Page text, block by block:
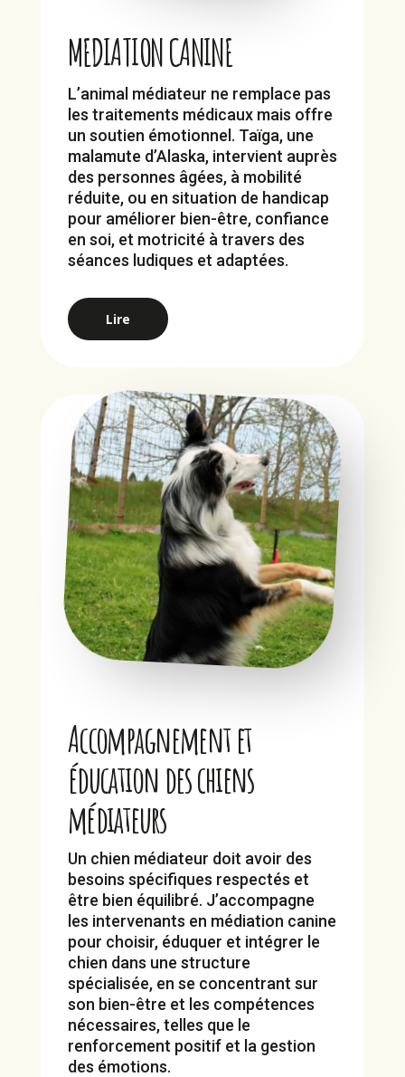
MEDIATION CANINE
L’animal médiateur ne remplace pas
les traitements médicaux mais offre
un soutien émotionnel. Taïga, une
malamute d’Alaska, intervient auprès
des personnes âgées, à mobilité
réduite, ou en situation de handicap
pour améliorer bien-être, confiance
en soi, et motricité à travers des
séances ludiques et adaptées.
Lire
Accompagnement et
éducation des chiens
médiateurs
Un chien médiateur doit avoir des
besoins spécifiques respectés et
être bien équilibré. J’accompagne
les intervenants en médiation canine
pour choisir, éduquer et intégrer le
chien dans une structure
spécialisée, en se concentrant sur
son bien-être et les compétences
nécessaires, telles que le
renforcement positif et la gestion
des émotions.